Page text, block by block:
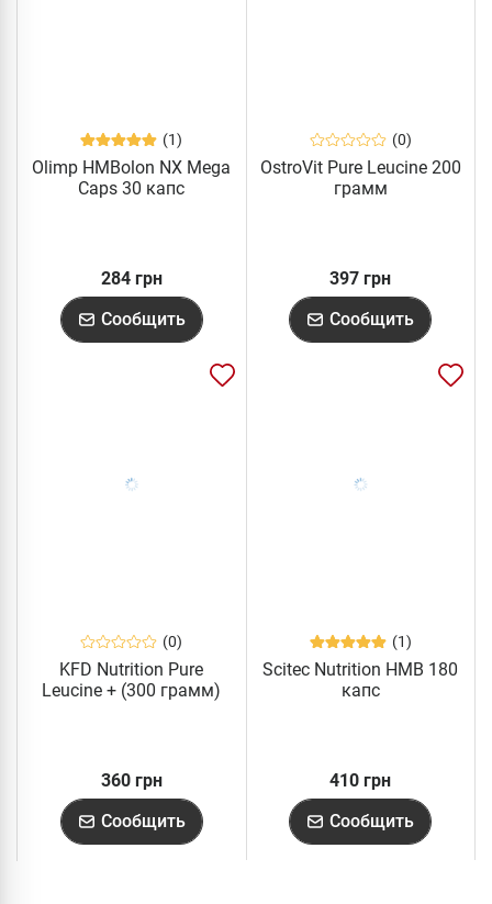
(1)
Olimp HMBolon NX Mega
Caps 30 капс
284 грн
Сообщить
(0)
OstroVit Pure Leucine 200
грамм
397 грн
Сообщить
(0)
KFD Nutrition Pure
Leucine + (300 грамм)
360 грн
Сообщить
(1)
Scitec Nutrition HMB 180
капс
410 грн
Сообщить